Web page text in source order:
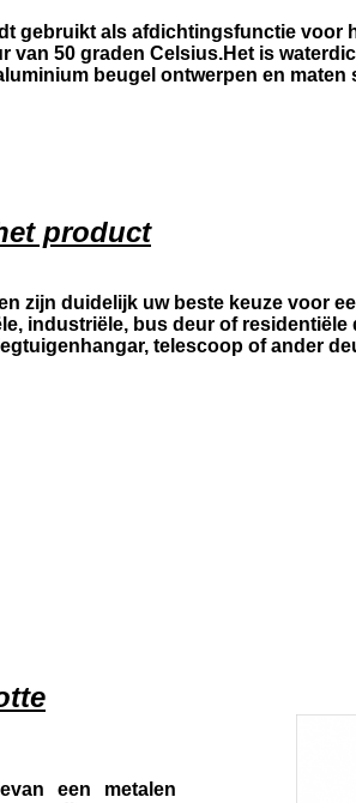
gebruikt als afdichtingsfunctie
van 50 graden Celsius.Het is
beugel ontwerpen en
product
zijn duidelijk uw beste keuze voor
industriële, bus deur of
telescoop of ander
van een metalen